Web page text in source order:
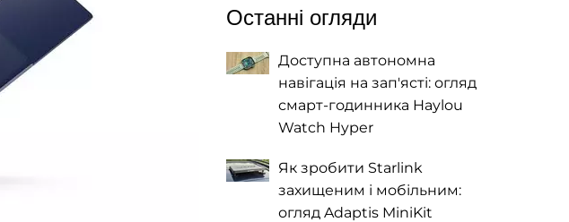
Останні огляди
Доступна автономна
навігація на зап'ясті: огляд
смарт-годинника Haylou
Watch Hyper
Як зробити Starlink
захищеним і мобільним:
огляд Adaptis MiniKit